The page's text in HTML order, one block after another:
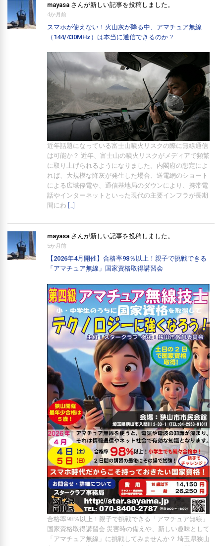
mayasa さんが新しい記事を投稿しました。
4か月前
スマホが使えない！火山灰が降る中、アマチュア無線
（144/430MHz）は本当に通信できるのか？
近年話題になっている富士山噴火リスクの際に無線通信
は可能か？ 近年、富士山の噴火リスクがメディアで頻繁
に取り上げられるようになりました。内閣府の想定によ
れば、大規模な降灰が発生した場合、送電網のショート
による広域停電や、通信基地局のダウンにより、携帯電
話やインターネットといった現代の主要インフラが長期
間にわ
mayasa さんが新しい記事を投稿しました。
5か月前
【2026年4月開催】合格率98％以上！親子で挑戦できる
「アマチュア無線」国家資格取得講習会
合格率98％以上！親子で挑戦できる「アマチュア無線」
国家資格取得講習会 災害時の備えや、新しい趣味として
「アマチュア無線」に挑戦してみませんか？ 埼玉県狭山